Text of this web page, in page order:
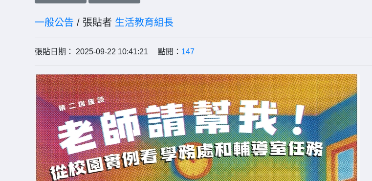
一般公告 / 張貼者 生活教育組長
張貼日期： 2025-09-22 10:41:21 點閱： 147